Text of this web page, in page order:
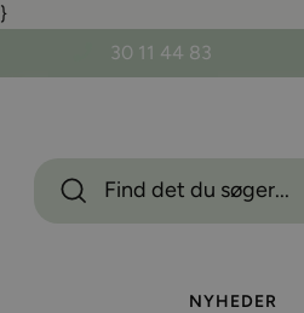
}
indhold
30 11 44 83
NYHEDER